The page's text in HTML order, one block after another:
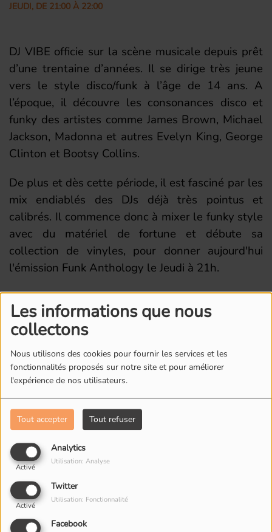
Les informations que nous
collectons
Nous utilisons des cookies pour fournir les services et les
fonctionnalités proposés sur notre site et pour améliorer
l'expérience de nos utilisateurs.
Tout accepter Tout refuser
Analytics
Activé
Utilisation: Analyse
Twitter
Activé
Utilisation: Fonctionnalité
Facebook
JEUDI, DE 21:00 À 22:00
DJ VIBE officie sur la scène musicale depuis prêt
d’une trentaine d’années. Il se dirige très jeune
vers le style disco/funk à l’âge de 14 ans. A
l’époque, il découvre les consonances disco et
funky des artistes comme James Brown, Michael
Jackson, Madonna et autres Evelyn King, George
Clinton et Bootsy Collins.
De plus et dès cette période, il est fasciné par les
mix endiablés des DJs déjà très pointus et
calibrés. Il commence donc à mixer le funky style
avec du matériel de fortune et débute sa
collection de vinyles, pour donner aujourd'hui
l'émission Funk Anthology le Jeudi à 21h.
L'ÉQUIPE DE RADIO M'S